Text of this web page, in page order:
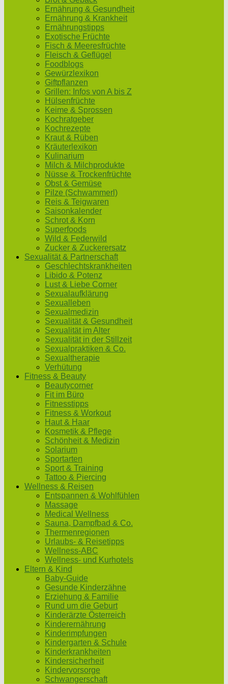
Ernährung & Gesundheit
Ernährung & Krankheit
Ernährungstipps
Exotische Früchte
Fisch & Meeresfrüchte
Fleisch & Geflügel
Foodblogs
Gewürzlexikon
Giftpflanzen
Grillen: Infos von A bis Z
Hülsenfrüchte
Keime & Sprossen
Kochratgeber
Kochrezepte
Kraut & Rüben
Kräuterlexikon
Kulinarium
Milch & Milchprodukte
Nüsse & Trockenfrüchte
Obst & Gemüse
Pilze (Schwammerl)
Reis & Teigwaren
Saisonkalender
Schrot & Korn
Superfoods
Wild & Federwild
Zucker & Zuckerersatz
Sexualität & Partnerschaft
Geschlechtskrankheiten
Libido & Potenz
Lust & Liebe Corner
Sexualaufklärung
Sexualleben
Sexualmedizin
Sexualität & Gesundheit
Sexualität im Alter
Sexualität in der Stillzeit
Sexualpraktiken & Co.
Sexualtherapie
Verhütung
Fitness & Beauty
Beautycorner
Fit im Büro
Fitnesstipps
Fitness & Workout
Haut & Haar
Kosmetik & Pflege
Schönheit & Medizin
Solarium
Sportarten
Sport & Training
Tattoo & Piercing
Wellness & Reisen
Entspannen & Wohlfühlen
Massage
Medical Wellness
Sauna, Dampfbad & Co.
Thermenregionen
Urlaubs- & Reisetipps
Wellness-ABC
Wellness- und Kurhotels
Eltern & Kind
Baby-Guide
Gesunde Kinderzähne
Erziehung & Familie
Rund um die Geburt
Kinderärzte Österreich
Kinderernährung
Kinderimpfungen
Kindergarten & Schule
Kinderkrankheiten
Kindersicherheit
Kindervorsorge
Schwangerschaft